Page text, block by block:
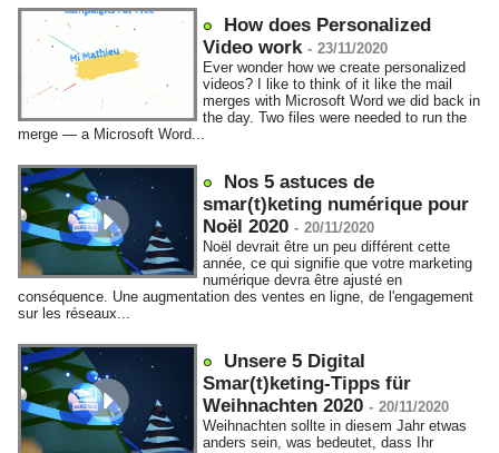
How does Personalized
Video work - 23/11/2020
Ever wonder how we create personalized
videos? I like to think of it like the mail
merges with Microsoft Word we did back in
the day. Two files were needed to run the
merge — a Microsoft Word...
Nos 5 astuces de
smar(t)keting numérique pour
Noël 2020 - 20/11/2020
Noël devrait être un peu différent cette
année, ce qui signifie que votre marketing
numérique devra être ajusté en
conséquence. Une augmentation des ventes en ligne, de l'engagement
sur les réseaux...
Unsere 5 Digital
Smar(t)keting-Tipps für
Weihnachten 2020 - 20/11/2020
Weihnachten sollte in diesem Jahr etwas
anders sein, was bedeutet, dass Ihr